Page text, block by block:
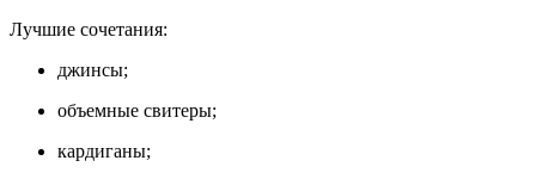
Лучшие сочетания:
джинсы;
объемные свитеры;
кардиганы;